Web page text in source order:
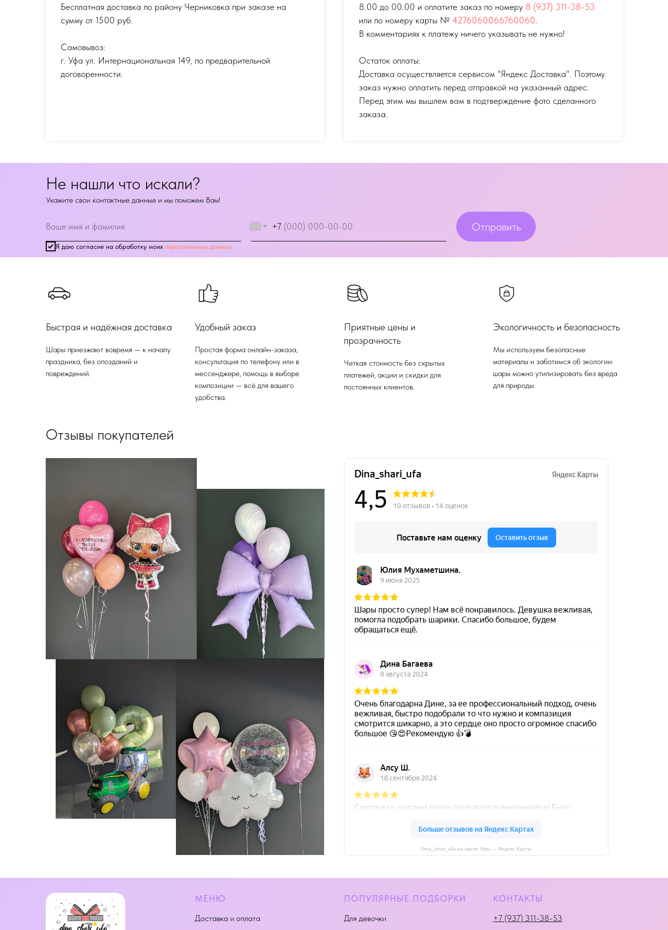
Бесплатная доставка по району Черниковка при заказе на
сумму от 1500 руб.
Самовывоз:
г. Уфа ул. Интернациональная 149, по предварительной
договоренности.
8.00 до 00.00 и оплатите заказ по номеру 8 (937) 311-38-53
или по номеру карты № 4276060066760060
В комментариях к платежу ничего указывать не нужно!
Остаток оплаты:
Доставка осуществляется сервисом "Яндекс Доставка". Поэтому
заказ нужно оплатить перед отправкой на указанный адрес.
Перед этим мы вышлем вам в подтверждение фото сделанного
заказа.
+7
Я даю согласие на обработку моих персональных данных
Отправить
Не нашли что искали?
Укажите свои контактные данные и мы поможем Вам!
Быстрая и надёжная доставка
Шары приезжают вовремя — к началу
праздника, без опозданий и
повреждений.
Удобный заказ
Простая форма онлайн-заказа,
консультация по телефону или в
мессенджере, помощь в выборе
композиции — всё для вашего
удобства.
Приятные цены и
прозрачность
Четкая стоимость без скрытых
платежей, акции и скидки для
постоянных клиентов.
Экологичность и безопасность
Мы используем безопасные
материалы и заботимся об экологии:
шары можно утилизировать без вреда
для природы.
Отзывы покупателей
Dina_shari_ufa на карте Уфы — Яндекс Карты
МЕНЮ
Доставка и оплата
ПОПУЛЯРНЫЕ ПОДБОРКИ
Для девочки
КОНТАКТЫ
+7 (937) 311-38-53